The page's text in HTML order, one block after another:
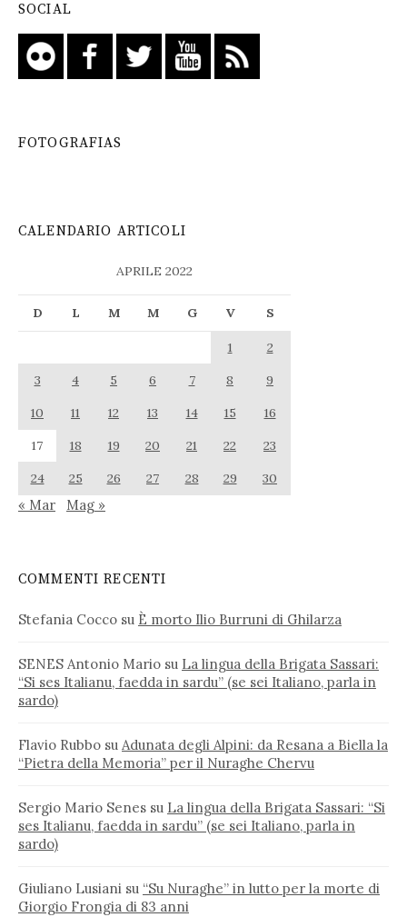
SOCIAL
FOTOGRAFIAS
CALENDARIO ARTICOLI
APRILE 2022
D L M M G V S
1
2
3
4 5 6 7 8
9
10
11 12 13 14 15
16
17
18 19 20 21 22
23
24
25 26 27 28 29 30
« Mar Mag »
COMMENTI RECENTI
Stefania Cocco su È morto Ilio Burruni di Ghilarza
SENES Antonio Mario su La lingua della Brigata Sassari:
“Si ses Italianu, faedda in sardu” (se sei Italiano, parla in
sardo)
Flavio Rubbo su Adunata degli Alpini: da Resana a Biella la
“Pietra della Memoria” per il Nuraghe Chervu
Sergio Mario Senes su La lingua della Brigata Sassari: “Si
ses Italianu, faedda in sardu” (se sei Italiano, parla in
sardo)
Giuliano Lusiani su “Su Nuraghe” in lutto per la morte di
Giorgio Frongia di 83 anni